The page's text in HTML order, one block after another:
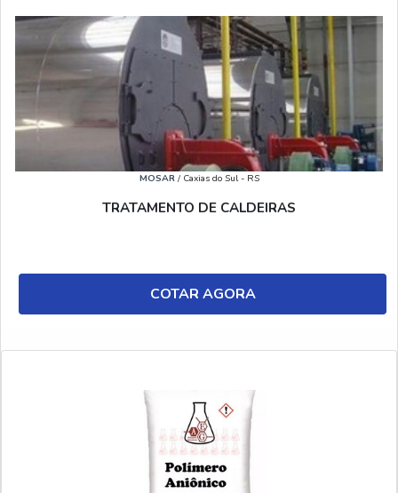
MOSAR/ Caxias do Sul - RS
TRATAMENTO DE CALDEIRAS
COTAR AGORA